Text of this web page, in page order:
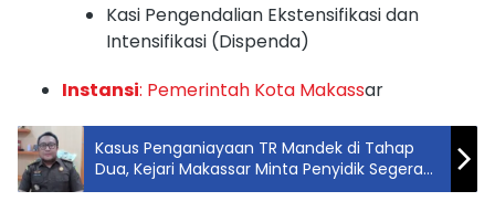
Kasi Pengendalian Ekstensifikasi dan
Intensifikasi (Dispenda)
Instansi: Pemerintah Kota Makassar
Kasus Penganiayaan TR Mandek di Tahap
Dua, Kejari Makassar Minta Penyidik Segera
Lakukan Pelimpahan